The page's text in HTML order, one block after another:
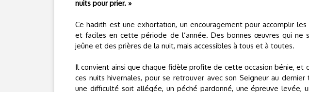
nuits pour prier. »
Ce hadith est une exhortation, un encouragement pour accomplir
et faciles en cette période de l’année. Des bonnes œuvres qui ne
jeûne et des prières de la nuit, mais accessibles à tous et à toutes.
Il convient ainsi que chaque fidèle profite de cette occasion bénie, et
ces nuits hivernales, pour se retrouver avec son Seigneur au dernier
une difficulté soit allégée, un péché pardonné, une épreuve levée,